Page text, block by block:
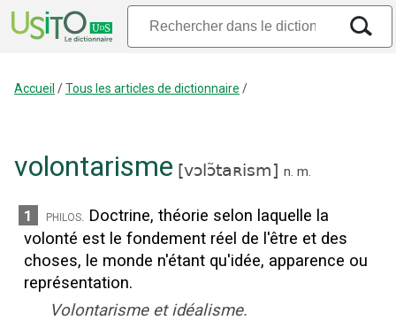
Accueil /Tous les articles de dictionnaire /
volontarisme [vɔlɔ̃taʀism] n. m.
1 philos. Doctrine, théorie selon laquelle la
volonté est le fondement réel de l'être et des
choses, le monde n'étant qu'idée, apparence ou
représentation.
Volontarisme et idéalisme.